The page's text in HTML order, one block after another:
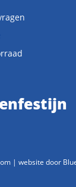
| website door